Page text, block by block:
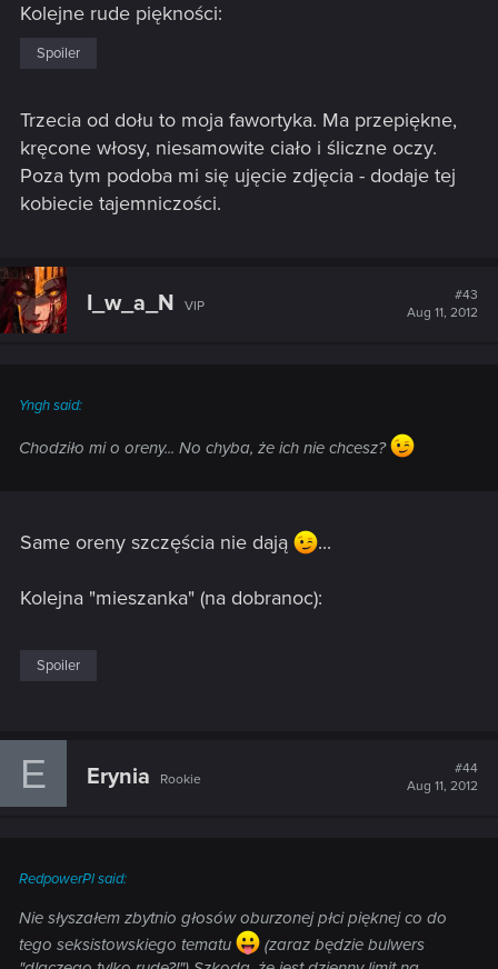
Kolejne rude piękności:
Spoiler
Trzecia od dołu to moja fawortyka. Ma przepiękne,
kręcone włosy, niesamowite ciało i śliczne oczy.
Poza tym podoba mi się ujęcie zdjęcia - dodaje tej
kobiecie tajemniczości.
I_w_a_N VIP
#43
Aug 11, 2012
Yngh said:
Chodziło mi o oreny... No chyba, że ich nie chcesz?
Same oreny szczęścia nie dają ...
Kolejna "mieszanka" (na dobranoc):
Spoiler
E Erynia Rookie
#44
Aug 11, 2012
RedpowerPl said:
Nie słyszałem zbytnio głosów oburzonej płci pięknej co do
tego seksistowskiego tematu
(zaraz będzie bulwers